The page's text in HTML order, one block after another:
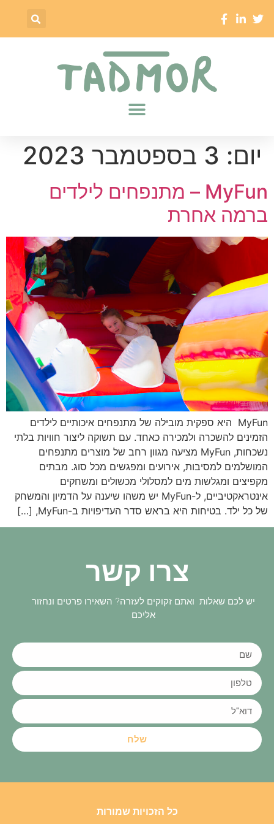
יום: 3 בספטמבר 2023
MyFun – מתנפחים לילדים
ברמה אחרת
MyFun היא ספקית מובילה של מתנפחים איכותיים לילדים
הזמינים להשכרה ולמכירה כאחד. עם תשוקה ליצור חוויות בלתי
נשכחות, MyFun מציעה מגוון רחב של מוצרים מתנפחים
המושלמים למסיבות, אירועים ומפגשים מכל סוג. מבתים
מקפיצים ומגלשות מים למסלולי מכשולים ומשחקים
אינטראקטיביים, ל-MyFun יש משהו שיענה על הדמיון והמשחק
של כל ילד. בטיחות היא בראש סדר העדיפויות ב-MyFun, […]
צרו קשר
יש לכם שאלות ואתם זקוקים לעזרה? השאירו פרטים ונחזור
אליכם
שלח
כל הזכויות שמורות